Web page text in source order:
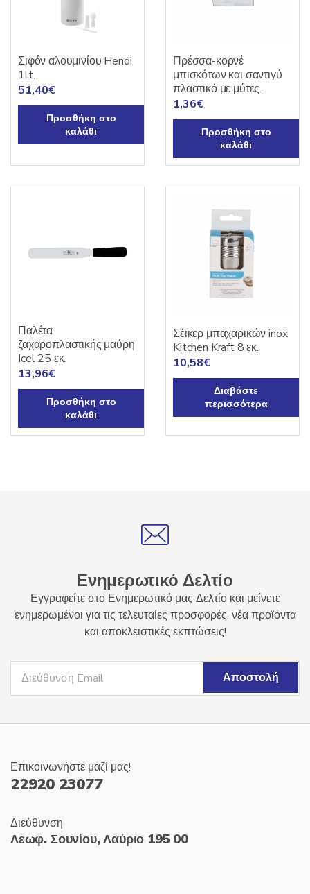
Σιφόν αλουμινίου Hendi
1lt.
51,40€
Προσθήκη στο
καλάθι
Πρέσσα-κορνέ
μπισκότων και σαντιγύ
πλαστικό με μύτες.
1,36€
Προσθήκη στο
καλάθι
Παλέτα
ζαχαροπλαστικής μαύρη
Icel 25 εκ.
13,96€
Προσθήκη στο
καλάθι
Σέικερ μπαχαρικών inox
Kitchen Kraft 8 εκ.
10,58€
Διαβάστε
περισσότερα
Ενημερωτικό Δελτίο
Εγγραφείτε στο Ενημερωτικό μας Δελτίο και μείνετε
ενημερωμένοι για τις τελευταίες προσφορές, νέα προϊόντα
και αποκλειστικές εκπτώσεις!
Επικοινωνήστε μαζί μας!
22920 23077
Διεύθυνση
Λεωφ. Σουνίου, Λαύριο 195 00